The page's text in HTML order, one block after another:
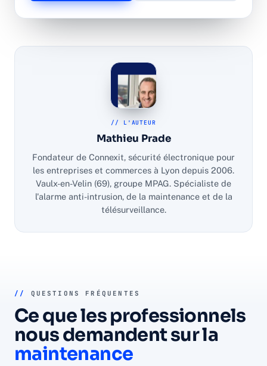
// L'AUTEUR
Mathieu Prade
Fondateur de Connexit, sécurité électronique pour
les entreprises et commerces à Lyon depuis 2006.
Vaulx-en-Velin (69), groupe MPAG. Spécialiste de
l'alarme anti-intrusion, de la maintenance et de la
télésurveillance.
// QUESTIONS FRÉQUENTES
Ce que les professionnels
nous demandent sur la
maintenance